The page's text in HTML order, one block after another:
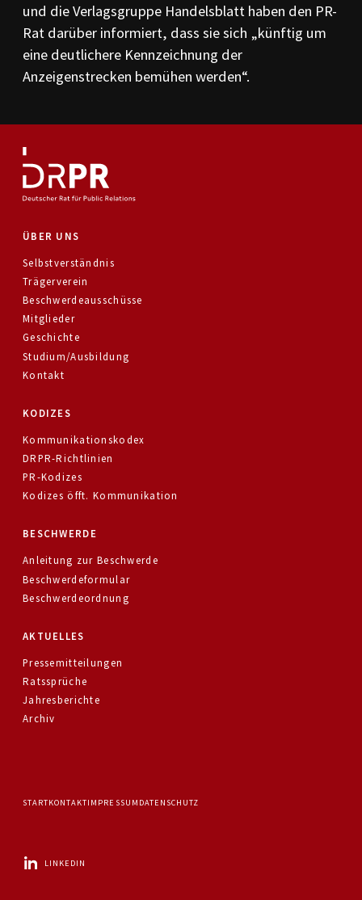
und die Verlagsgruppe Handelsblatt haben den PR-
Rat darüber informiert, dass sie sich „künftig um
eine deutlichere Kennzeichnung der
Anzeigenstrecken bemühen werden“.
ÜBER UNS
Selbstverständnis
Trägerverein
Beschwerdeausschüsse
Mitglieder
Geschichte
Studium/Ausbildung
Kontakt
KODIZES
Kommunikationskodex
DRPR-Richtlinien
PR-Kodizes
Kodizes öfft. Kommunikation
BESCHWERDE
Anleitung zur Beschwerde
Beschwerdeformular
Beschwerdeordnung
AKTUELLES
Pressemitteilungen
Ratssprüche
Jahresberichte
Archiv
STARTKONTAKTIMPRESSUM DATENSCHUTZ
LINKEDIN